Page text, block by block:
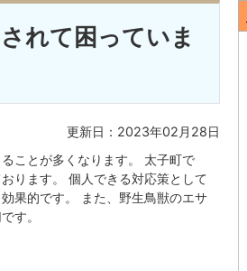
れて困っていま
更新日：2023年02月28日
ことが多くなります。 太子町で
ります。 個人できる対応策として
果的です。 また、野生鳥獣のエサ
す。